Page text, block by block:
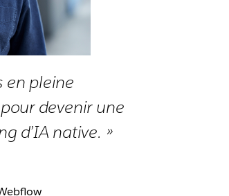
en pleine
devenir une
d’IA native. »